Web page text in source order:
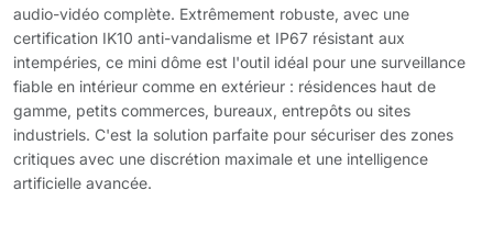
audio-vidéo complète. Extrêmement robuste, avec une
certification IK10 anti-vandalisme et IP67 résistant aux
intempéries, ce mini dôme est l'outil idéal pour une surveillance
fiable en intérieur comme en extérieur : résidences haut de
gamme, petits commerces, bureaux, entrepôts ou sites
industriels. C'est la solution parfaite pour sécuriser des zones
critiques avec une discrétion maximale et une intelligence
artificielle avancée.